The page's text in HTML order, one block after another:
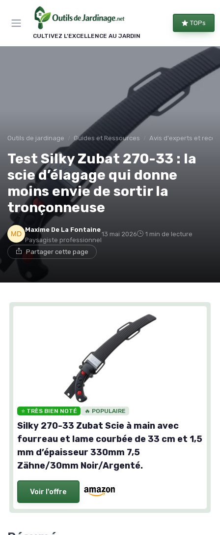
CULTIVEZ L'EXCELLENCE AU JARDIN
TOPs
Outils de jardinage Guides et Ressources Avis d'experts et
Test Silky Zubat 270-33 : la
scie d’élagage qui donne
moins envie de sortir la
tronçonneuse
Maxime De La Fontaine
Paysagiste professionnel
13 mai 2026 1 min de lecture
Partager cette page
⭐ TRÈS BIEN NOTÉ 🔥 POPULAIRE
Silky 270-33 Zubat Scie à main avec
fourreau et lame courbée de 33 cm et 1,5
mm d’épaisseur 330mm 7,5
Zähne/30mm Noir/Argenté.
Voir l'offre
Panneau de gestion des cookies